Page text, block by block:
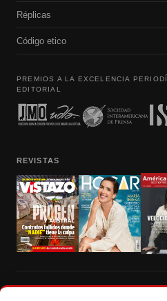
Réplicas
Código etico
PREMIOS A LA EXCELENCIA
EDITORIAL
REVISTAS